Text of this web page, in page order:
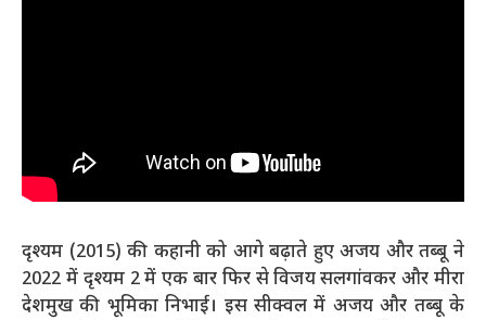
दृश्यम (2015) की कहानी को आगे बढ़ाते हुए अजय और तब्बू ने
2022 में दृश्यम 2 में एक बार फिर से विजय सलगांवकर और मीरा
देशमुख की भूमिका निभाई। इस सीक्वल में अजय और तब्बू के